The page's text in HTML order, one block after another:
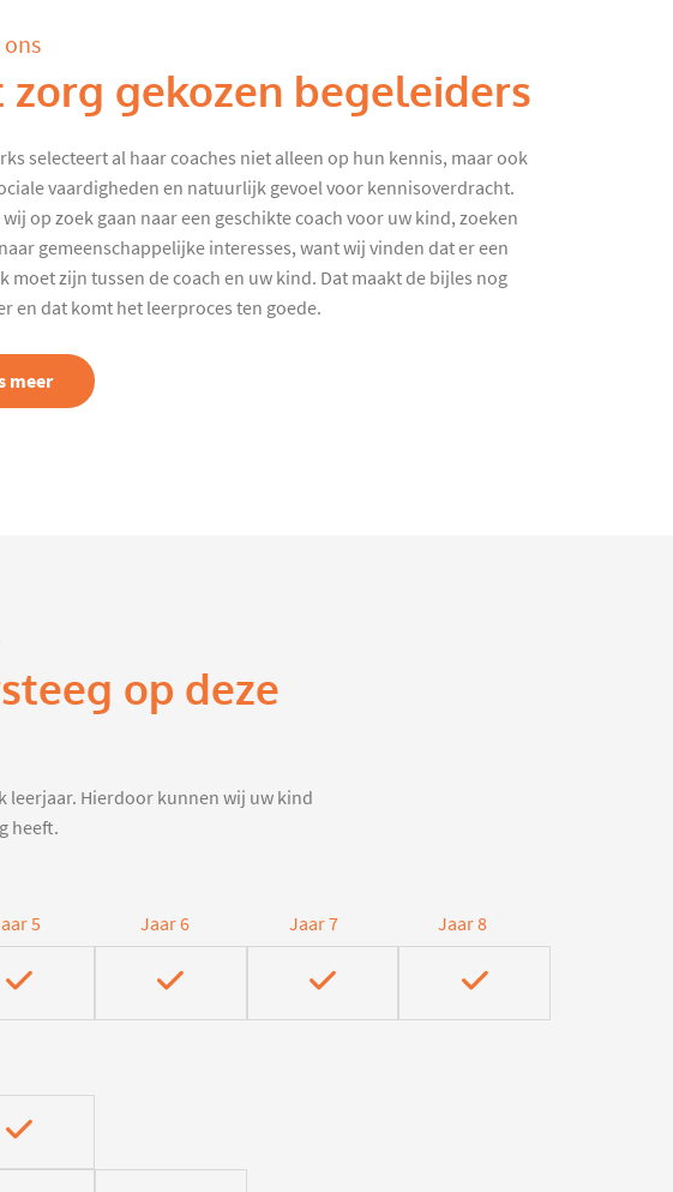
ons
zorg gekozen begeleiders
selecteert al haar coaches niet alleen op hun kennis, maar ook
vaardigheden en natuurlijk gevoel voor kennisoverdracht.
op zoek gaan naar een geschikte coach voor uw kind, zoeken
gemeenschappelijke interesses, want wij vinden dat er een
moet zijn tussen de coach en uw kind. Dat maakt de bijles nog
en dat komt het leerproces ten goede.
meer
op deze
leerjaar. Hierdoor kunnen wij uw kind
heeft.
5 Jaar 6 Jaar 7 Jaar 8